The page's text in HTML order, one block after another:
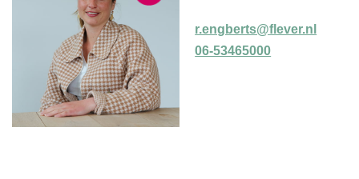
r.engberts@flever.nl
06-53465000